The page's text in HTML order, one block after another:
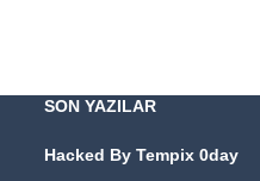
SON YAZILAR
Hacked By Tempix 0day